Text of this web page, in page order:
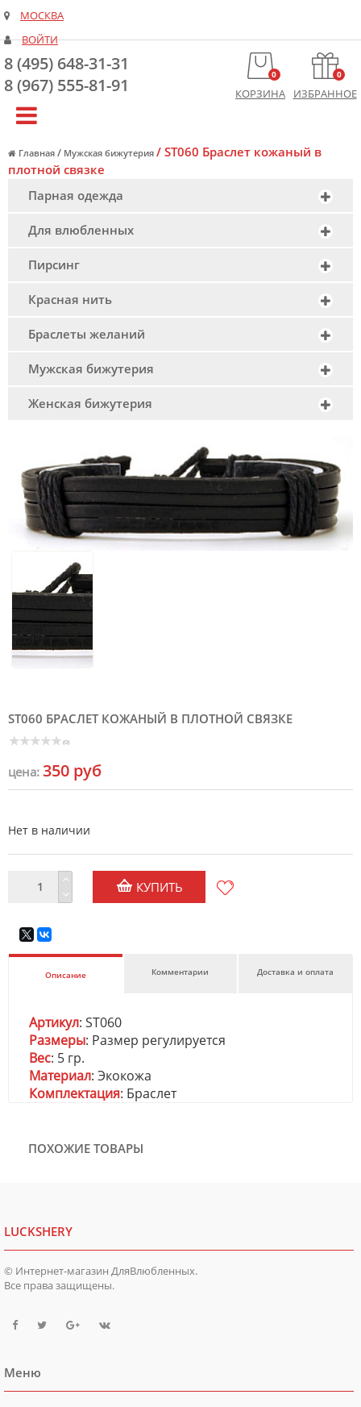
МОСКВА
ВОЙТИ
8 (495) 648-31-31
8 (967) 555-81-91
0
КОРЗИНА
0
ИЗБРАННОЕ
Главная / Мужская бижутерия /ST060 Браслет кожаный в
плотной связке
Парная одежда
Для влюбленных
Пирсинг
Красная нить
Браслеты желаний
Мужская бижутерия
Женская бижутерия
ST060 БРАСЛЕТ КОЖАНЫЙ В ПЛОТНОЙ СВЯЗКЕ
(0)
цена: 350 руб
Нет в наличии
КУПИТЬ
Описание Комментарии Доставка и оплата
Артикул: ST060
Размеры: Размер регулируется
Вес: 5 гр.
Материал: Экокожа
Комплектация: Браслет
ПОХОЖИЕ ТОВАРЫ
LUCKSHERY
© Интернет-магазин ДляВлюбленных.
Все права защищены.
Меню